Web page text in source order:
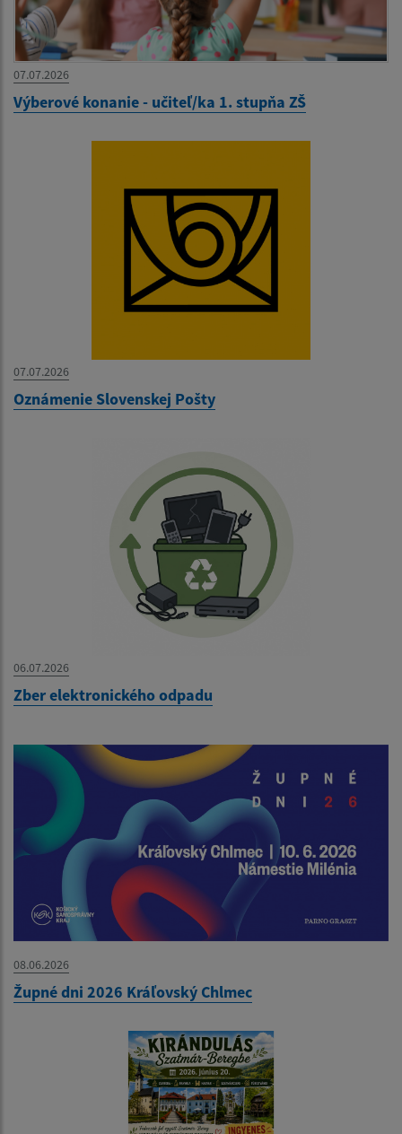
07.07.2026
Výberové konanie - učiteľ/ka 1. stupňa ZŠ
07.07.2026
Oznámenie Slovenskej Pošty
06.07.2026
Zber elektronického odpadu
08.06.2026
Župné dni 2026 Kráľovský Chlmec